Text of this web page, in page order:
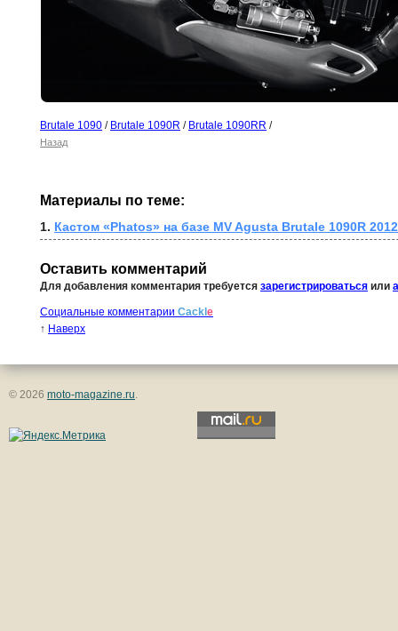
Brutale 1090 / Brutale 1090R / Brutale 1090RR /
Назад
Материалы по теме:
1. Кастом «Phatos» на базе MV Agusta Brutale 1090R
Оставить комментарий
Для добавления комментария требуется зарегистрироваться или
Социальные комментарии Cackle
↑ Наверх
© 2026 moto-magazine.ru